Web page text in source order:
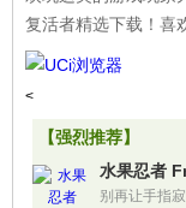
复活者精选下载！喜
<
【强烈推荐】
水果忍者
别再让手指